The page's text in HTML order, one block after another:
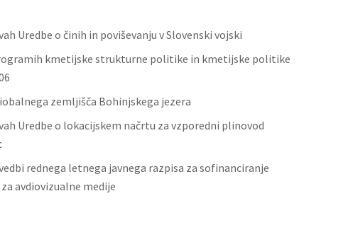
Uredbe o činih in poviševanju v Slovenski vojski
kmetijske strukturne politike in kmetijske politike
zemljišča Bohinjskega jezera
Uredbe o lokacijskem načrtu za vzporedni plinovod
rednega letnega javnega razpisa za sofinanciranje
avdiovizualne medije